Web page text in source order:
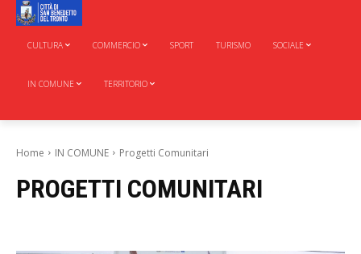
CULTURA COMMERCIO SPORT TURISMO SOCIALE
IN COMUNE TERRITORIO
Home IN COMUNE Progetti Comunitari
PROGETTI COMUNITARI